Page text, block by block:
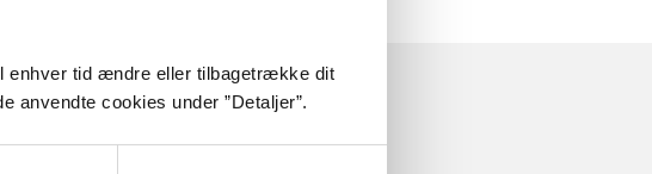
enhver tid ændre eller tilbagetrække dit
anvendte cookies under ”Detaljer”.